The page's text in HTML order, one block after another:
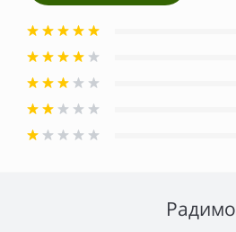
Радимо